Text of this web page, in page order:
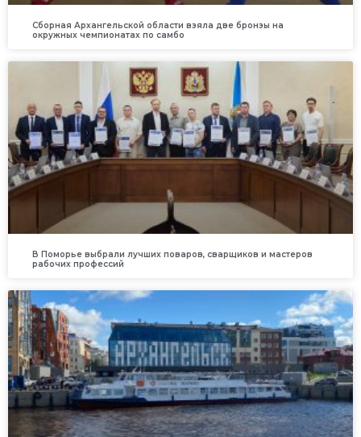
Сборная Архангельской области взяла две бронзы на
окружных чемпионатах по самбо
В Поморье выбрали лучших поваров, сварщиков и мастеров
рабочих профессий